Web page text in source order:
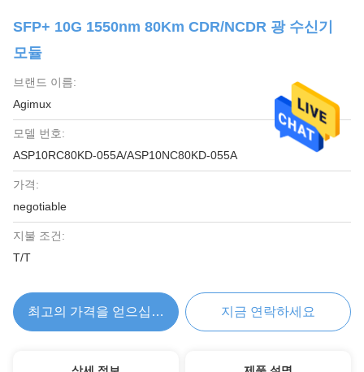
SFP+ 10G 1550nm 80Km CDR/NCDR 광 수신기
모듈
브랜드 이름:
Agimux
모델 번호:
ASP10RC80KD-055A/ASP10NC80KD-055A
가격:
negotiable
지불 조건:
T/T
최고의 가격을 얻으십시오 지금 연락하세요